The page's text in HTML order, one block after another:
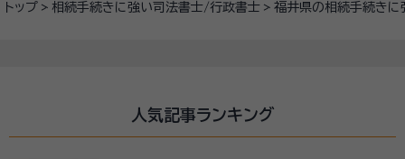
トップ 相続手続きに強い司法書士/行政書士 福井県の相続手続き
人気記事ランキング